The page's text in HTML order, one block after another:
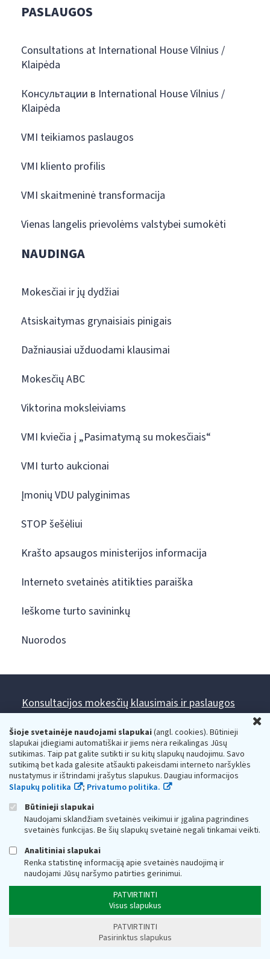
Šioje svetainėje naudojami slapukai(angl. cookies). Būtinieji
slapukai įdiegiami automatiškai ir jiems nėra reikalingas Jūsų
sutikimas. Taip pat galite sutikti ir su kitų slapukų naudojimu. Savo
sutikimą bet kada galėsite atšaukti pakeisdami interneto naršyklės
nustatymus ir ištrindami įrašytus slapukus. Daugiau informacijos
Slapukų politika
; Privatumo politika.
Būtinieji slapukai
Naudojami sklandžiam svetainės veikimui ir įgalina pagrindines
svetainės funkcijas. Be šių slapukų svetainė negali tinkamai veikti.
Analitiniai slapukai
Renka statistinę informaciją apie svetainės naudojimą ir
naudojami Jūsų naršymo patirties gerinimui.
PATVIRTINTI
Visus slapukus
PATVIRTINTI
Pasirinktus slapukus
PASLAUGOS
Consultations at International House Vilnius /
Klaipėda
Консультации в International House Vilnius /
Klaipėda
VMI teikiamos paslaugos
VMI kliento profilis
VMI skaitmeninė transformacija
Vienas langelis prievolėms valstybei sumokėti
NAUDINGA
Mokesčiai ir jų dydžiai
Atsiskaitymas grynaisiais pinigais
Dažniausiai užduodami klausimai
Mokesčių ABC
Viktorina moksleiviams
VMI kviečia į „Pasimatymą su mokesčiais“
VMI turto aukcionai
Įmonių VDU palyginimas
STOP šešėliui
Krašto apsaugos ministerijos informacija
Interneto svetainės atitikties paraiška
Ieškome turto savininkų
Nuorodos
Konsultacijos mokesčių klausimais ir paslaugos
gyventojams:
+370 5 260 5060
Darbo laikas: I-IV 8.00-17.00, V 8.00-15.45.
Prieššventinę dieną - viena valanda trumpiau.
Kiekvieno mėnesio antrą penktadienį 8.00 val. - 12.00 val.
Paklausimas perMano VMI
Valstybinė mokesčių inspekcija prie Lietuvos
Respublikos finansų ministerijos
Biudžetinė įstaiga. Juridinio asmens kodas — 188659752,
adresas: Vasario 16-osios g. 14, 01107 Vilnius, Lietuva, el.paštas:
Duomenys apie Valstybinę mokesčių inspekciją prie Lietuvos
Respublikos finansų ministerijos kaupiami ir saugomi Juridinių